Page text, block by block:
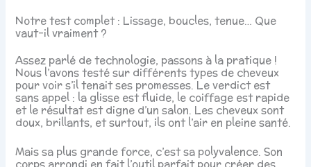
Notre test complet : Lissage, boucles, tenue… Que
vaut-il vraiment ?
Assez parlé de technologie, passons à la pratique !
Nous l’avons testé sur différents types de cheveux
pour voir s’il tenait ses promesses. Le verdict est
sans appel : la glisse est fluide, le coiffage est rapide
et le résultat est digne d’un salon. Les cheveux sont
doux, brillants, et surtout, ils ont l’air en pleine santé.
Mais sa plus grande force, c’est sa polyvalence. Son
corps arrondi en fait l’outil parfait pour créer des